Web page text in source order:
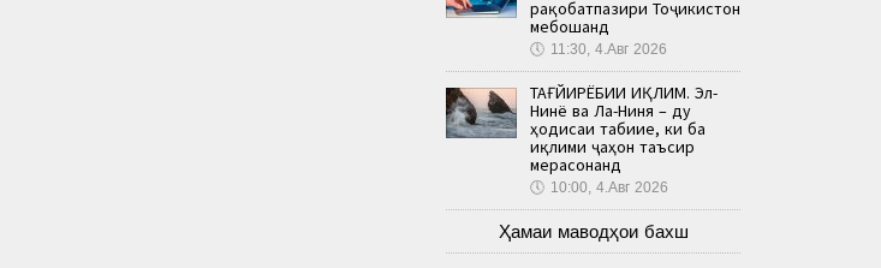
рақобатпазири Тоҷикистон
мебошанд
🕔 11:30, 4.Авг 2026
ТАҒЙИРЁБИИ ИҚЛИМ. Эл-
Нинё ва Ла-Ниня – ду
ҳодисаи табиие, ки ба
иқлими ҷаҳон таъсир
мерасонанд
🕔 10:00, 4.Авг 2026
Ҳамаи маводҳои бахш